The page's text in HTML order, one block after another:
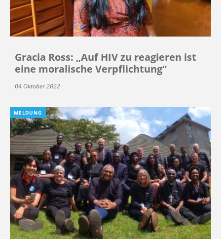
Gracia Ross: „Auf HIV zu reagieren ist
eine moralische Verpflichtung“
04 Oktober 2022
MELDUNG